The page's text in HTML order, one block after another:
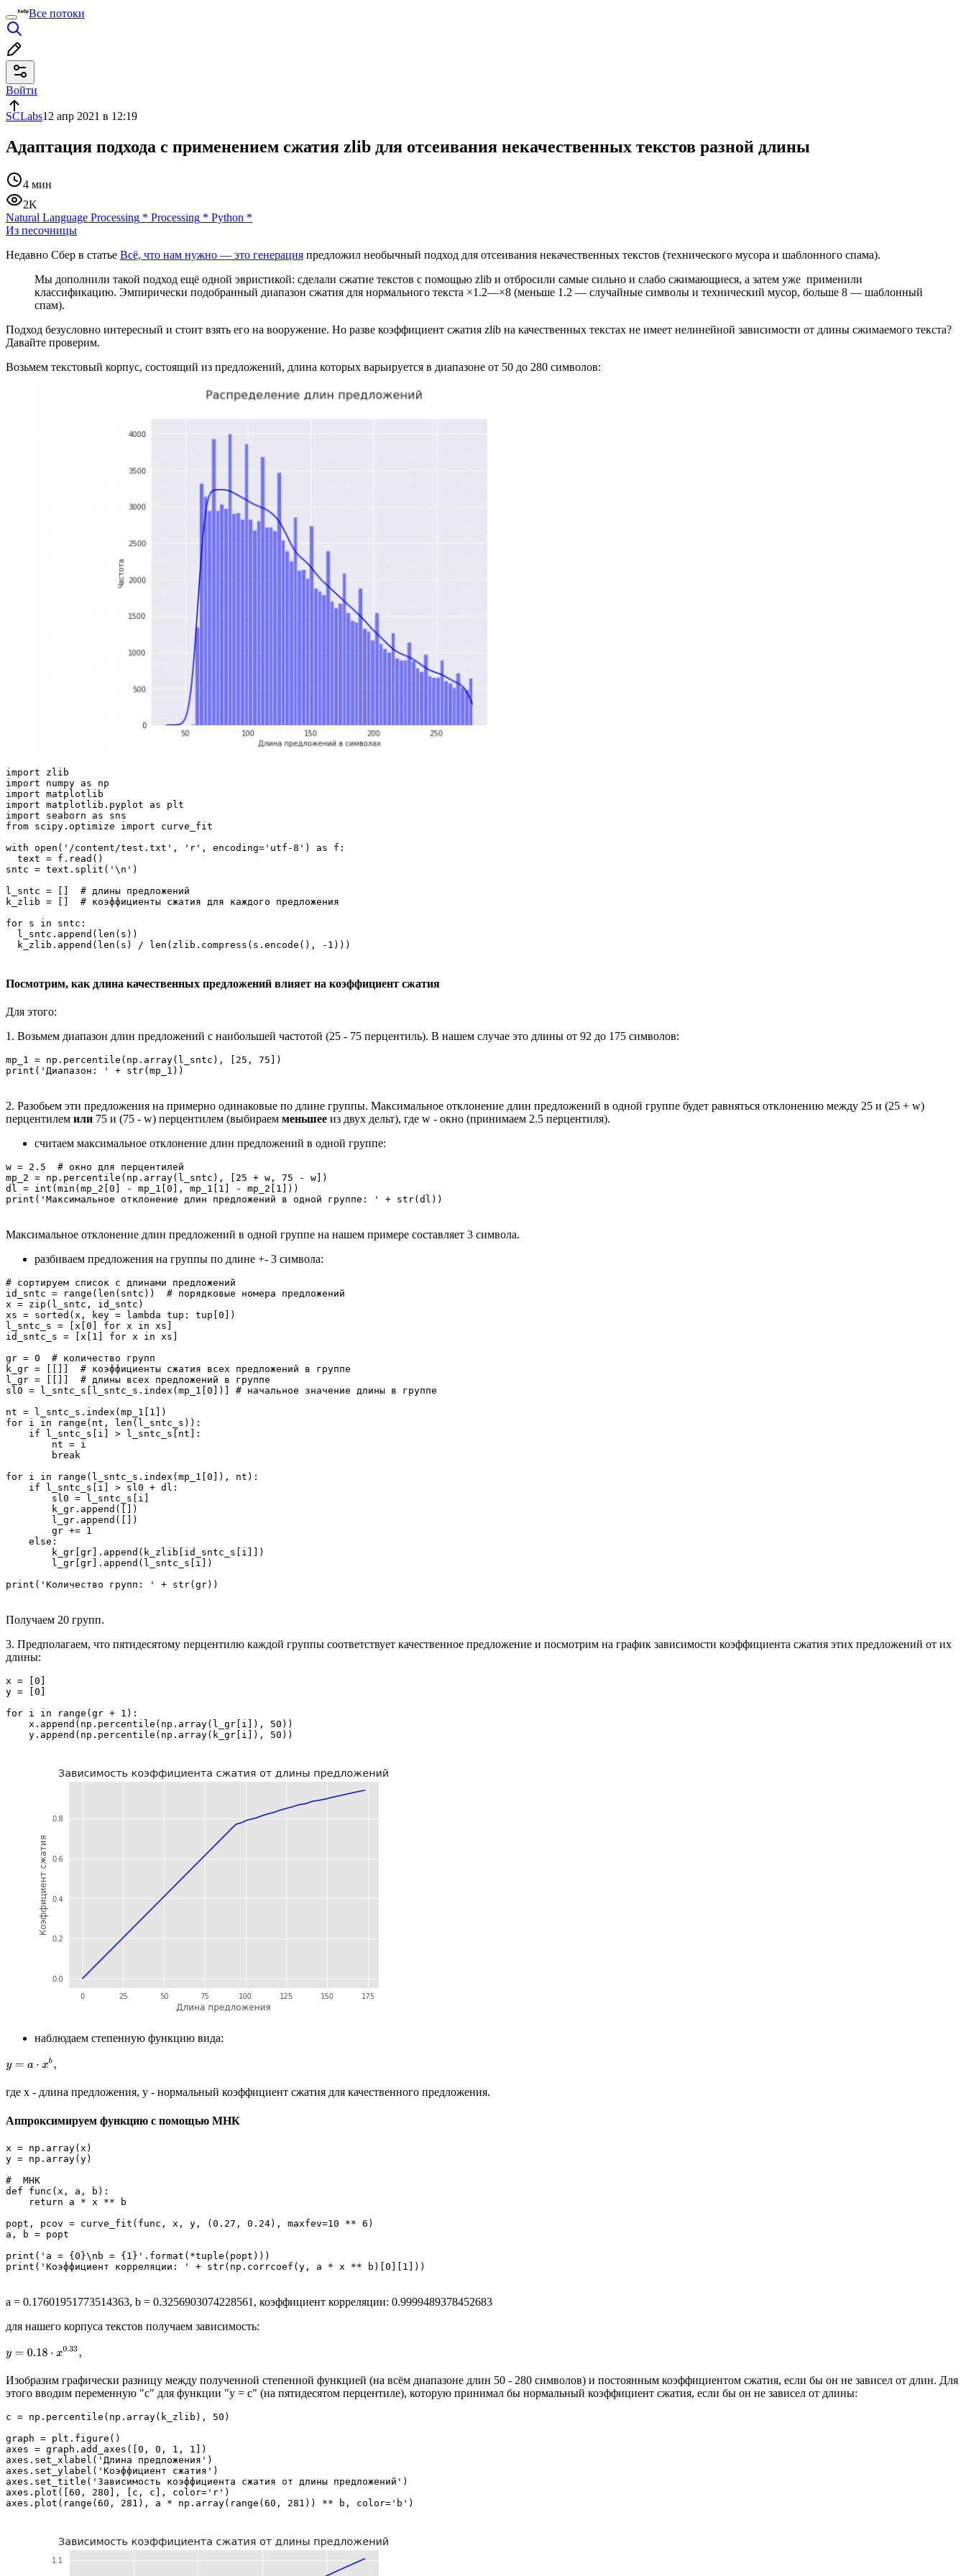
Все потоки
Войти
SCLabs12 апр 2021 в 12:19
Адаптация подхода с применением сжатия zlib для отсеивания некачественных текстов разной длины
4 мин
2K
Natural Language Processing * Processing * Python *
Из песочницы
Недавно Сбер в статье Всё, что нам нужно — это генерация предложил необычный подход для отсеивания некачественных текстов (технического мусора и шаблонного спама).
Мы дополнили такой подход ещё одной эвристикой: сделали сжатие текстов с помощью zlib и отбросили самые сильно и слабо сжимающиеся, а затем уже применили
классификацию. Эмпирически подобранный диапазон сжатия для нормального текста ×1.2—×8 (меньше 1.2 — случайные символы и технический мусор, больше 8 — шаблонный
спам).
Подход безусловно интересный и стоит взять его на вооружение. Но разве коэффициент сжатия zlib на качественных текстах не имеет нелинейной зависимости от длины сжимаемого текста?
Давайте проверим.
Возьмем текстовый корпус, состоящий из предложений, длина которых варьируется в диапазоне от 50 до 280 символов:
import zlib
import numpy as np
import matplotlib
import matplotlib.pyplot as plt
import seaborn as sns
from scipy.optimize import curve_fit
with open('/content/test.txt', 'r', encoding='utf-8') as f:
  text = f.read()
sntc = text.split('\n')
l_sntc = []  # длины предложений
k_zlib = []  # коэффициенты сжатия для каждого предложения
for s in sntc:
  l_sntc.append(len(s))
  k_zlib.append(len(s) / len(zlib.compress(s.encode(), -1)))
Посмотрим, как длина качественных предложений влияет на коэффициент сжатия
Для этого:
1. Возьмем диапазон длин предложений с наибольшей частотой (25 - 75 перцентиль). В нашем случае это длины от 92 до 175 символов:
mp_1 = np.percentile(np.array(l_sntc), [25, 75])
print('Диапазон: ' + str(mp_1))
2. Разобьем эти предложения на примерно одинаковые по длине группы. Максимальное отклонение длин предложений в одной группе будет равняться отклонению между 25 и (25 + w)
перцентилем или 75 и (75 - w) перцентилем (выбираем меньшее из двух дельт), где w - окно (принимаем 2.5 перцентиля).
считаем максимальное отклонение длин предложений в одной группе:
w = 2.5  # окно для перцентилей
mp_2 = np.percentile(np.array(l_sntc), [25 + w, 75 - w])
dl = int(min(mp_2[0] - mp_1[0], mp_1[1] - mp_2[1]))
print('Максимальное отклонение длин предложений в одной группе: ' + str(dl))
Максимальное отклонение длин предложений в одной группе на нашем примере составляет 3 символа.
разбиваем предложения на группы по длине +- 3 символа:
# сортируем список с длинами предложений
id_sntc = range(len(sntc))  # порядковые номера предложений
x = zip(l_sntc, id_sntc)
xs = sorted(x, key = lambda tup: tup[0])
l_sntc_s = [x[0] for x in xs]
id_sntс_s = [x[1] for x in xs]
gr = 0  # количество групп
k_gr = [[]]  # коэффициенты сжатия всех предложений в группе
l_gr = [[]]  # длины всех предложений в группе
sl0 = l_sntc_s[l_sntc_s.index(mp_1[0])] # начальное значение длины в группе
nt = l_sntc_s.index(mp_1[1])
for i in range(nt, len(l_sntc_s)):
    if l_sntc_s[i] > l_sntc_s[nt]:
        nt = i
        break
for i in range(l_sntc_s.index(mp_1[0]), nt):
    if l_sntc_s[i] > sl0 + dl:
        sl0 = l_sntc_s[i]
        k_gr.append([])
        l_gr.append([])
        gr += 1
    else:
        k_gr[gr].append(k_zlib[id_sntс_s[i]])
        l_gr[gr].append(l_sntc_s[i])
print('Количество групп: ' + str(gr))
Получаем 20 групп.
3. Предполагаем, что пятидесятому перцентилю каждой группы соответствует качественное предложение и посмотрим на график зависимости коэффициента сжатия этих предложений от их
длины:
x = [0]
y = [0]
for i in range(gr + 1):
    x.append(np.percentile(np.array(l_gr[i]), 50))
    y.append(np.percentile(np.array(k_gr[i]), 50))
наблюдаем степенную функцию вида:
где x - длина предложения, y - нормальный коэффициент сжатия для качественного предложения.
Аппроксимируем функцию с помощью МНК
x = np.array(x)
y = np.array(y)
#  МНК
def func(x, a, b):
    return a * x ** b
popt, pcov = curve_fit(func, x, y, (0.27, 0.24), maxfev=10 ** 6)
a, b = popt
print('a = {0}\nb = {1}'.format(*tuple(popt)))
print('Коэффициент корреляции: ' + str(np.corrcoef(y, a * x ** b)[0][1]))
a = 0.17601951773514363, b = 0.3256903074228561, коэффициент корреляции: 0.9999489378452683
для нашего корпуса текстов получаем зависимость:
Изобразим графически разницу между полученной степенной функцией (на всём диапазоне длин 50 - 280 символов) и постоянным коэффициентом сжатия, если бы он не зависел от длин. Для
этого вводим переменную "c" для функции "y = с" (на пятидесятом перцентиле), которую принимал бы нормальный коэффициент сжатия, если бы он не зависел от длины:
c = np.percentile(np.array(k_zlib), 50)
graph = plt.figure()
axes = graph.add_axes([0, 0, 1, 1])
axes.set_xlabel('Длина предложения')
axes.set_ylabel('Коэффициент сжатия')
axes.set_title('Зависимость коэффициента сжатия от длины предложений')
axes.plot([60, 280], [c, c], color='r')
axes.plot(range(60, 281), a * np.array(range(60, 281)) ** b, color='b')